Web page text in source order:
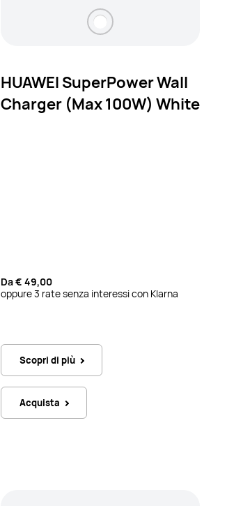
HUAWEI SuperPower Wall
Charger (Max 100W) White
Da€ 49,00
oppure 3 rate senza interessi con Klarna
Scopri di più
Acquista